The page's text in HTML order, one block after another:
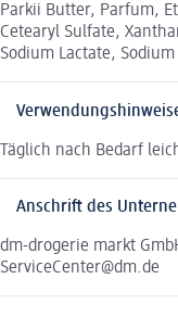
Parkii Butter, Parfum,
Cetearyl Sulfate,
Sodium Lactate,
Täglich nach Bedarf
Anschrift des
dm-drogerie markt
ServiceCenter@dm.de